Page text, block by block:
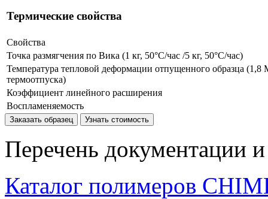
Термические свойства
Свойства
Точка размягчения по Вика (1 кг, 50°C/час /5 кг, 50°C/час)
Температура тепловой деформации отпущенного образца (1,8
термоотпуска)
Коэффициент линейного расширения
Воспламеняемость
Заказать образец Узнать стоимость
Перечень документации
Каталог полимеров